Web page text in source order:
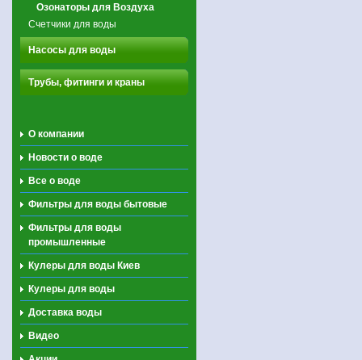
Озонаторы для Воздуха
Счетчики для воды
Насосы для воды
Трубы, фитинги и краны
О компании
Новости о воде
Все о воде
Фильтры для воды бытовые
Фильтры для воды
промышленные
Кулеры для воды Киев
Кулеры для воды
Доставка воды
Видео